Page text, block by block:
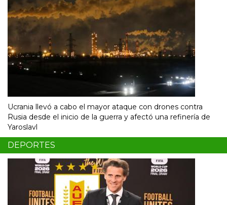
Ucrania llevó a cabo el mayor ataque con drones contra
Rusia desde el inicio de la guerra y afectó una refinería de
Yaroslavl
DEPORTES